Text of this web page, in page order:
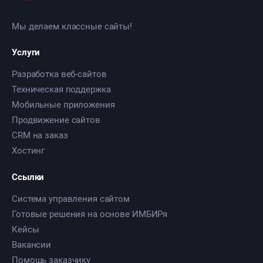
Мы делаем классные сайты!
Услуги
Разработка веб-сайтов
Техническая поддержка
Мобильные приложения
Продвижение сайтов
CRM на заказ
Хостинг
Ссылки
Система управления сайтом
Готовые решения на основе ИМБИРя
Кейсы
Вакансии
Помощь заказчику